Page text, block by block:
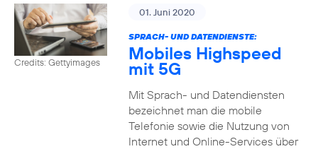
Credits: Gettyimages
01. Juni 2020
SPRACH- UND DATENDIENSTE:
Mobiles Highspeed
mit 5G
Mit Sprach- und Datendiensten
bezeichnet man die mobile
Telefonie sowie die Nutzung von
Internet und Online-Services über